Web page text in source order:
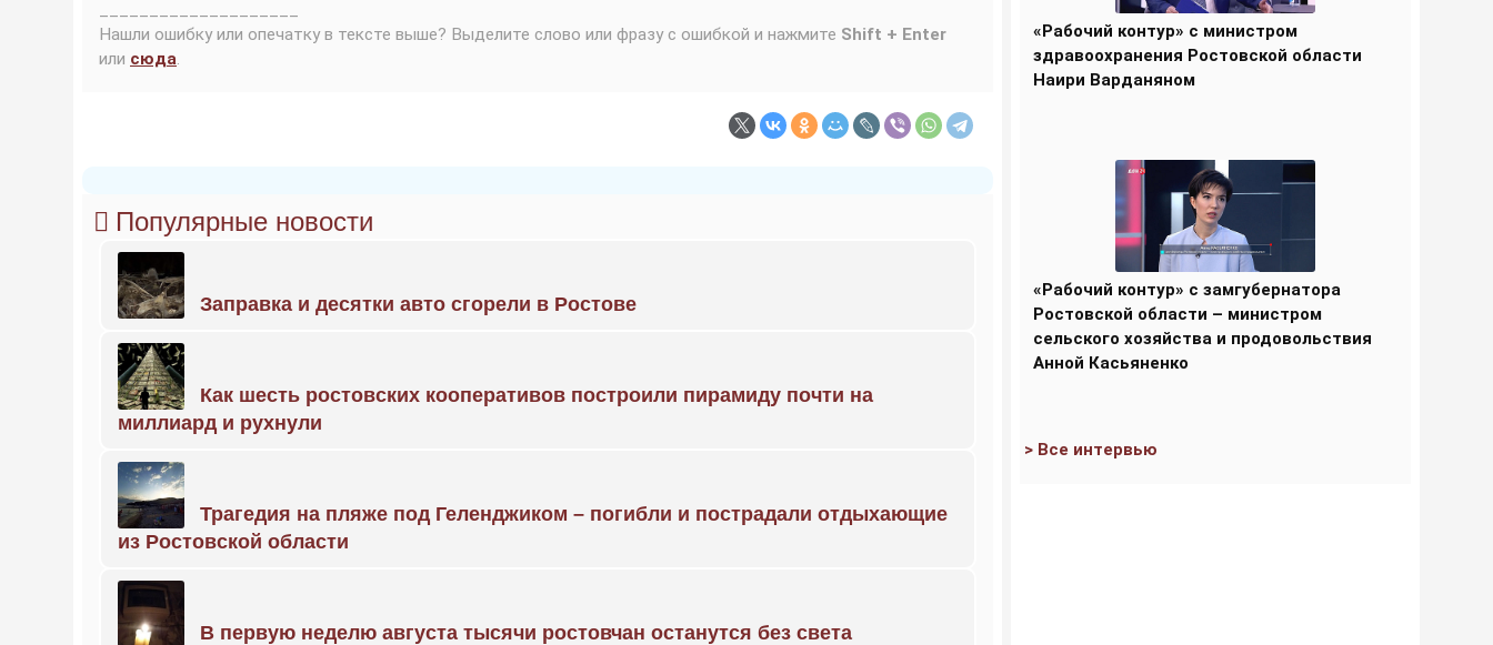
Нашли ошибку или опечатку в тексте выше? Выделите слово или фразу с ошибкой и нажмите Shift + Enter
или сюда.
Популярные новости
Заправка и десятки авто сгорели в Ростове
Как шесть ростовских кооперативов построили пирамиду почти на
миллиард и рухнули
Трагедия на пляже под Геленджиком – погибли и пострадали отдыхающие
из Ростовской области
В первую неделю августа тысячи ростовчан останутся без света
«Рабочий контур» с министром
здравоохранения Ростовской области
Наири Варданяном
«Рабочий контур» с замгубернатора
Ростовской области – министром
сельского хозяйства и продовольствия
Анной Касьяненко
> Все интервью